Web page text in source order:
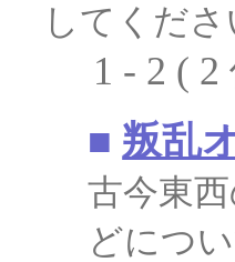
してくださ
1 - 2 ( 2
■ 叛乱
古今東
どにつ